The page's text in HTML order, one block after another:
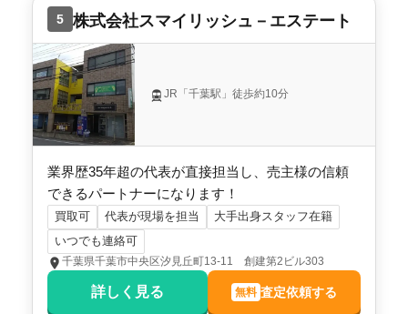
階数:2
建物面積:98㎡ 土地面積: 151 ㎡
東海住宅株式会社 鎌ヶ谷支店
5 株式会社スマイリッシュ－エステート
JR「千葉駅」徒歩約10分
業界歴35年超の代表が直接担当し、売主様の信頼
できるパートナーになります！
買取可 代表が現場を担当
大手出身スタッフ在籍
いつでも連絡可
千葉県千葉市中央区汐見丘町13-11 創建第2ビル303
詳しく見る 無料 査定依頼する